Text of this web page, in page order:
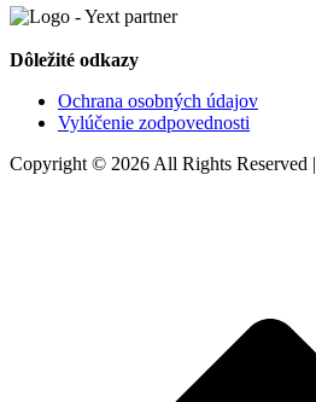
Dôležité odkazy
Ochrana osobných údajov
Vylúčenie zodpovednosti
Copyright © 2026 All Rights Reserved |